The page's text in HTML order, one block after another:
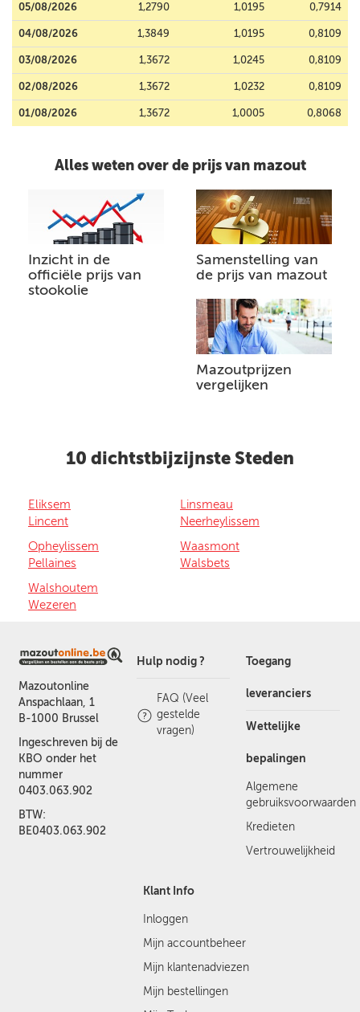
05/08/2026 1,2790 1,0195 0,7914
04/08/2026 1,3849 1,0195 0,8109
03/08/2026 1,3672 1,0245 0,8109
02/08/2026 1,3672 1,0232 0,8109
01/08/2026 1,3672 1,0005 0,8068
Alles weten over de prijs van mazout
Inzicht in de
officiële prijs van
stookolie
Samenstelling van
de prijs van mazout
Mazoutprijzen
vergelijken
10 dichtstbijzijnste Steden
Eliksem
Lincent
Linsmeau
Neerheylissem
Opheylissem
Pellaines
Waasmont
Walsbets
Walshoutem
Wezeren
Mazoutonline
Anspachlaan, 1
B-1000 Brussel
Ingeschreven bij de
KBO onder het
nummer
0403.063.902
BTW:
BE0403.063.902
Hulp nodig ?
FAQ (Veel
gestelde
vragen)
Toegang
leveranciers
Wettelijke
bepalingen
Algemene
gebruiksvoorwaarden
Kredieten
Vertrouwelijkheid
Klant Info
Inloggen
Mijn accountbeheer
Mijn klantenadviezen
Mijn bestellingen